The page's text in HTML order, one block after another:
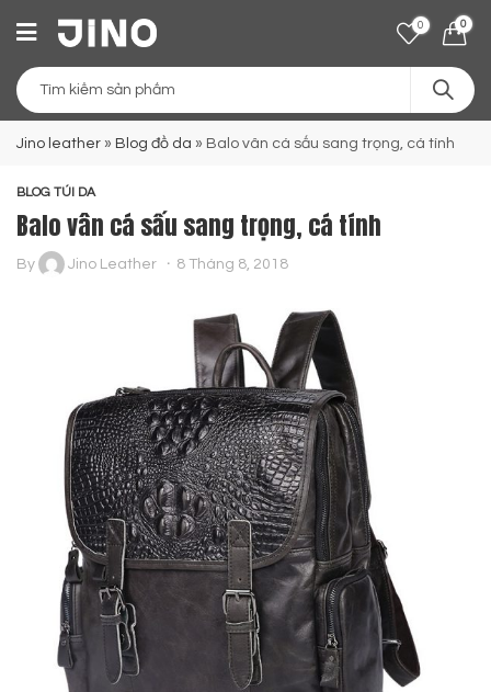
0 0
Jino leather » Blog đồ da » Balo vân cá sấu sang trọng, cá tính
BLOG TÚI DA
Balo vân cá sấu sang trọng, cá tính
By Jino Leather 8 Tháng 8, 2018